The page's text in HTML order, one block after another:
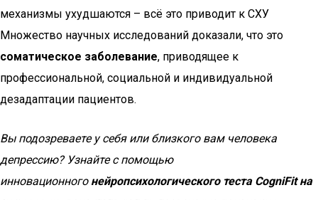
механизмы ухудшаются – всё это приводит к СХУ
Множество научных исследований доказали, что это
соматическое заболевание, приводящее к
профессиональной, социальной и индивидуальной
дезадаптации пациентов.
Вы подозреваете у себя или близкого вам человека
депрессию? Узнайте с помощью
инновационного нейропсихологического теста CogniFit на